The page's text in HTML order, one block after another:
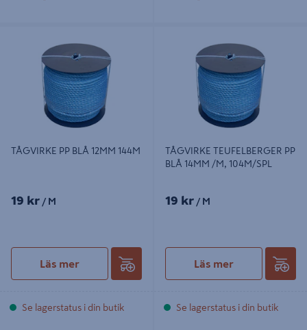
TÅGVIRKE PP BLÅ 12MM 144M
19 kr / M
Läs mer
Se lagerstatus i din butik
14MM /M, 104M/SPL
TÅGVIRKE TEUFELBERGER PP
BLÅ 14MM /M, 104M/SPL
19 kr / M
Läs mer
Se lagerstatus i din butik